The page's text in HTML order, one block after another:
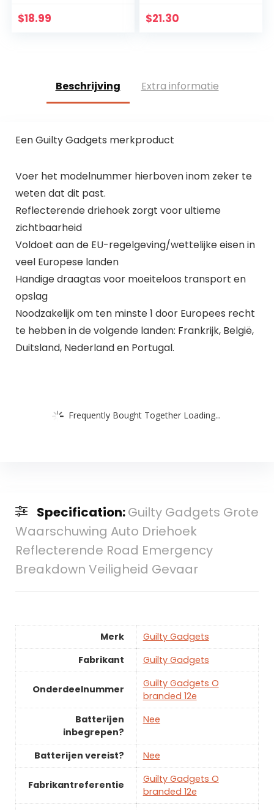
auto |
$18.99
verbandstofvulling
$21.30
Beschrijving Extra informatie
Een Guilty Gadgets merkproduct
Voer het modelnummer hierboven inom zeker te
weten dat dit past.
Reflecterende driehoek zorgt voor ultieme
zichtbaarheid
Voldoet aan de EU-regelgeving/wettelijke eisen in
veel Europese landen
Handige draagtas voor moeiteloos transport en
opslag
Noodzakelijk om ten minste 1 door Europees recht
te hebben in de volgende landen: Frankrijk, België,
Duitsland, Nederland en Portugal.
Frequently Bought Together Loading...
Specification:Guilty Gadgets Grote
Waarschuwing Auto Driehoek
Reflecterende Road Emergency
Breakdown Veiligheid Gevaar
Merk
Guilty Gadgets
Fabrikant
Guilty Gadgets
Onderdeelnummer
Guilty Gadgets O
branded 12e
Batterijen
inbegrepen?
Nee
Batterijen vereist? Nee
Fabrikantreferentie
Guilty Gadgets O
branded 12e